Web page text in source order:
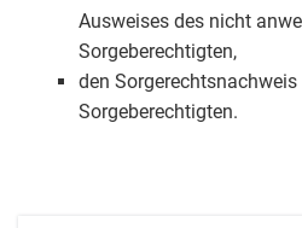
Ausweises des nicht
Sorgeberechtigten,
den
Sorgeberechtigten.